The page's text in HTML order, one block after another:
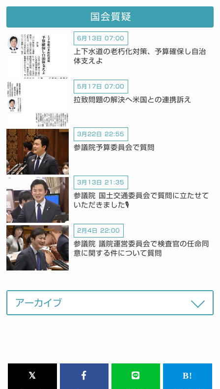
国会質疑
6月13日 07:00
上下水道の老朽化対策、予算確保し自治
体支えよ
5月17日 07:00
拉致問題の解決へ米国との連携訴え
3月22日 22:55
参議院予算委員会で質問
3月13日 21:35
参議院 国土交通委員会で質問に立たせて
いただきました🎙️
2月4日 22:00
参議院 議院運営委員会で検査官の任命同
意に関する件について質問